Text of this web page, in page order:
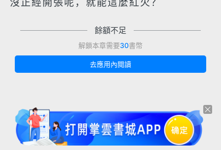
沒正經開張呢，就能這麼紅火？
餘額不足
解鎖本章需要30書幣
去應用內閱讀